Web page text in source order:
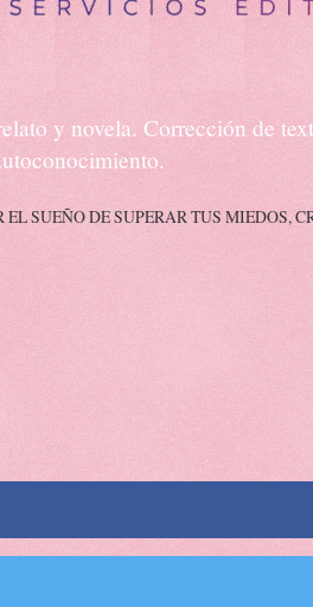
y novela. Corrección de
SUEÑO DE SUPERAR TUS MIEDOS,